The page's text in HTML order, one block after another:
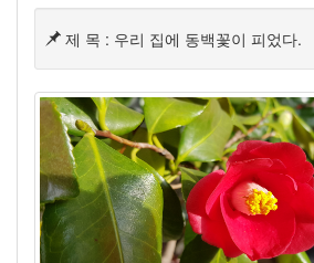
제 목 : 우리 집에 동백꽃이 피었다.